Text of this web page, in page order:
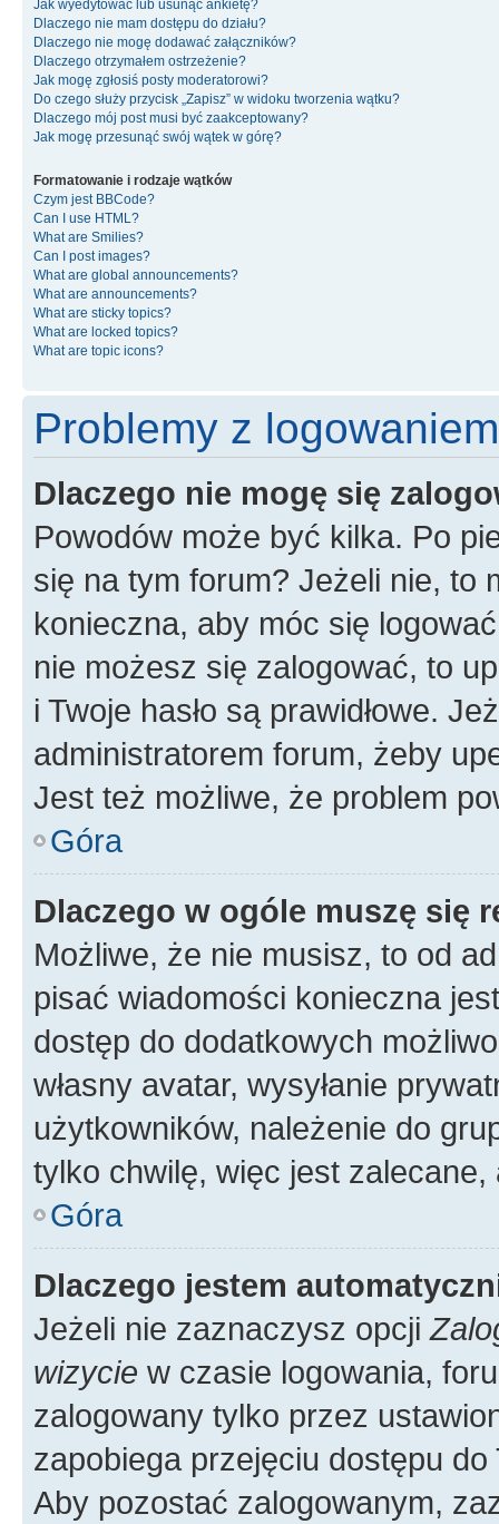
Jak wyedytować lub usunąć ankietę?
Dlaczego nie mam dostępu do działu?
Dlaczego nie mogę dodawać załączników?
Dlaczego otrzymałem ostrzeżenie?
Jak mogę zgłosiś posty moderatorowi?
Do czego służy przycisk „Zapisz” w widoku tworzenia wątku?
Dlaczego mój post musi być zaakceptowany?
Jak mogę przesunąć swój wątek w górę?
Formatowanie i rodzaje wątków
Czym jest BBCode?
Can I use HTML?
What are Smilies?
Can I post images?
What are global announcements?
What are announcements?
What are sticky topics?
What are locked topics?
What are topic icons?
Problemy z
Dlaczego nie mogę się
Powodów może być kilka. Po
się na tym forum? Jeżeli nie, to
konieczna, aby móc się
nie możesz się zalogować, to
i Twoje hasło są prawidłowe.
administratorem forum, żeby
Jest też możliwe, że problem
Góra
Dlaczego w ogóle muszę się
Możliwe, że nie musisz, to od
pisać wiadomości konieczna
dostęp do dodatkowych
własny avatar, wysyłanie
użytkowników, należenie do
tylko chwilę, więc jest zalecane,
Góra
Dlaczego jestem
Jeżeli nie zaznaczysz opcji
wizycie w czasie logowania,
zalogowany tylko przez
zapobiega przejęciu dostępu
Aby pozostać zalogowanym,